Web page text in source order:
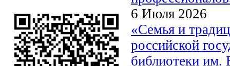
6 Июля 2026
«Семья и
российской
библиотеки им.